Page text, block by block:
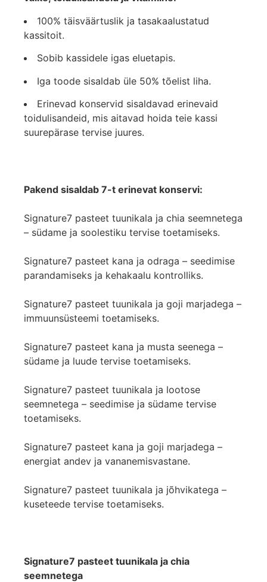
100% täisväärtuslik ja tasakaalustatud
kassitoit.
Sobib kassidele igas eluetapis.
Iga toode sisaldab üle 50% tõelist liha.
Erinevad konservid sisaldavad erinevaid
toidulisandeid, mis aitavad hoida teie kassi
suurepärase tervise juures.
Pakend sisaldab 7-t erinevat konservi:
Signature7 pasteet tuunikala ja chia seemnetega
– südame ja soolestiku tervise toetamiseks.
Signature7 pasteet kana ja odraga – seedimise
parandamiseks ja kehakaalu kontrolliks.
Signature7 pasteet tuunikala ja goji marjadega –
immuunsüsteemi toetamiseks.
Signature7 pasteet kana ja musta seenega –
südame ja luude tervise toetamiseks.
Signature7 pasteet tuunikala ja lootose
seemnetega – seedimise ja südame tervise
toetamiseks.
Signature7 pasteet kana ja goji marjadega –
energiat andev ja vananemisvastane.
Signature7 pasteet tuunikala ja jõhvikatega –
kuseteede tervise toetamiseks.
Signature7 pasteet tuunikala ja chia
seemnetega